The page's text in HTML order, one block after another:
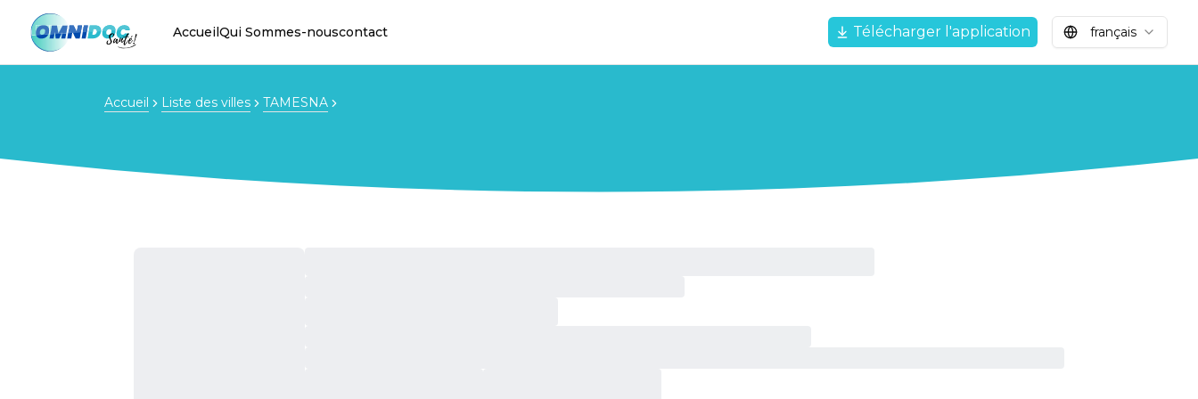
AccueilQui Sommes-nouscontact Télécharger l'application français
Accueil Liste des villes TAMESNA